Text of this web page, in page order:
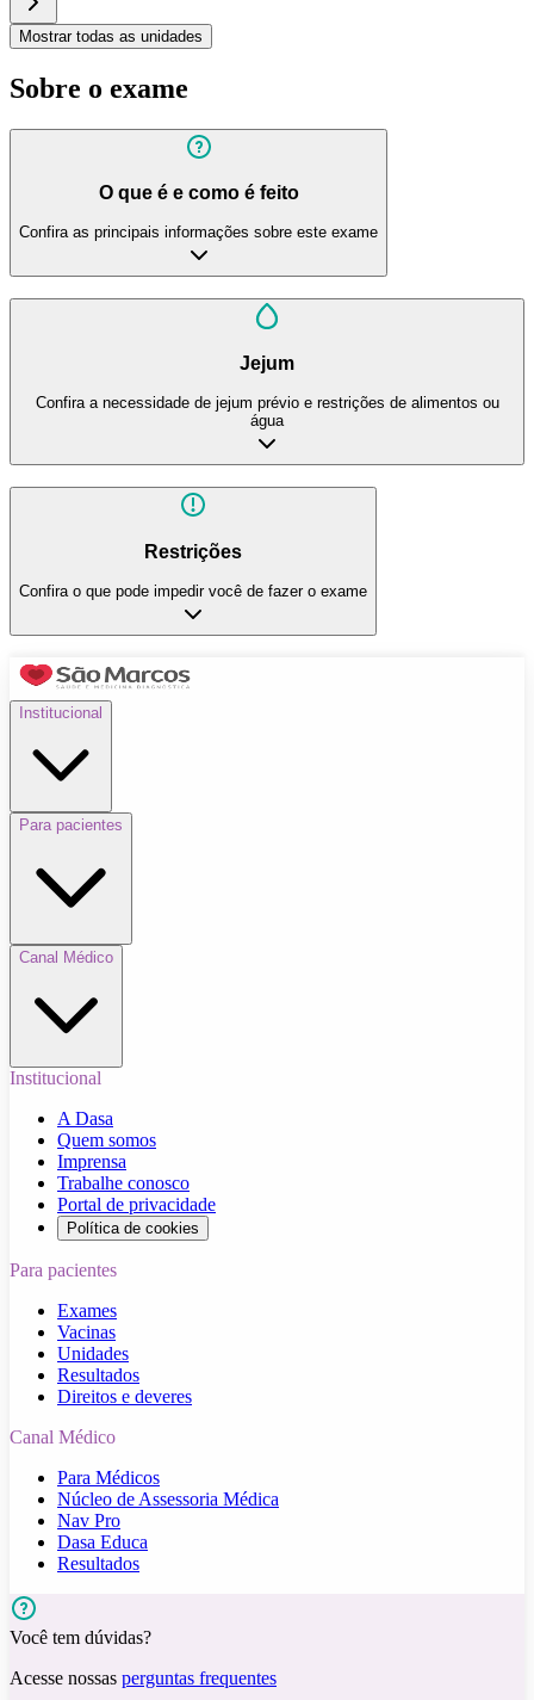
Mostrar todas as unidades
Sobre o exame
O que é e como é feito
Confira as principais informações sobre este exame
Jejum
Confira a necessidade de jejum prévio e restrições de alimentos ou
água
Restrições
Confira o que pode impedir você de fazer o exame
Institucional
Para pacientes
Canal Médico
Institucional
A Dasa
Quem somos
Imprensa
Trabalhe conosco
Portal de privacidade
Política de cookies
Para pacientes
Exames
Vacinas
Unidades
Resultados
Direitos e deveres
Canal Médico
Para Médicos
Núcleo de Assessoria Médica
Nav Pro
Dasa Educa
Resultados
Você tem dúvidas?
Acesse nossas perguntas frequentes